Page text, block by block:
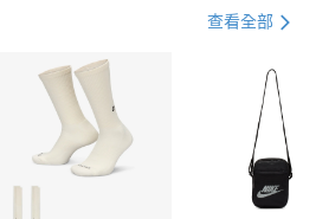
21家銀行
第一商業銀行
彰化商業銀行
查看全部